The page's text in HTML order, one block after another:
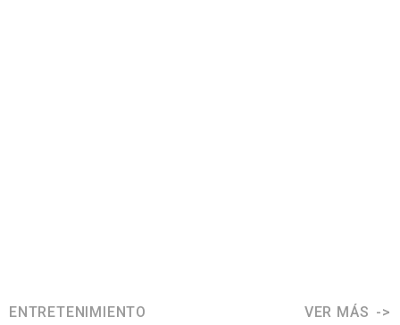
ENTRETENIMIENTO VER MÁS